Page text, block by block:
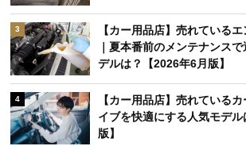
3
【カー用品店】売れている
｜夏本番前のメンテナンス
デルは？【2026年6月版】
4
【カー用品店】売れている
イブを快適にする人気モデル
版】